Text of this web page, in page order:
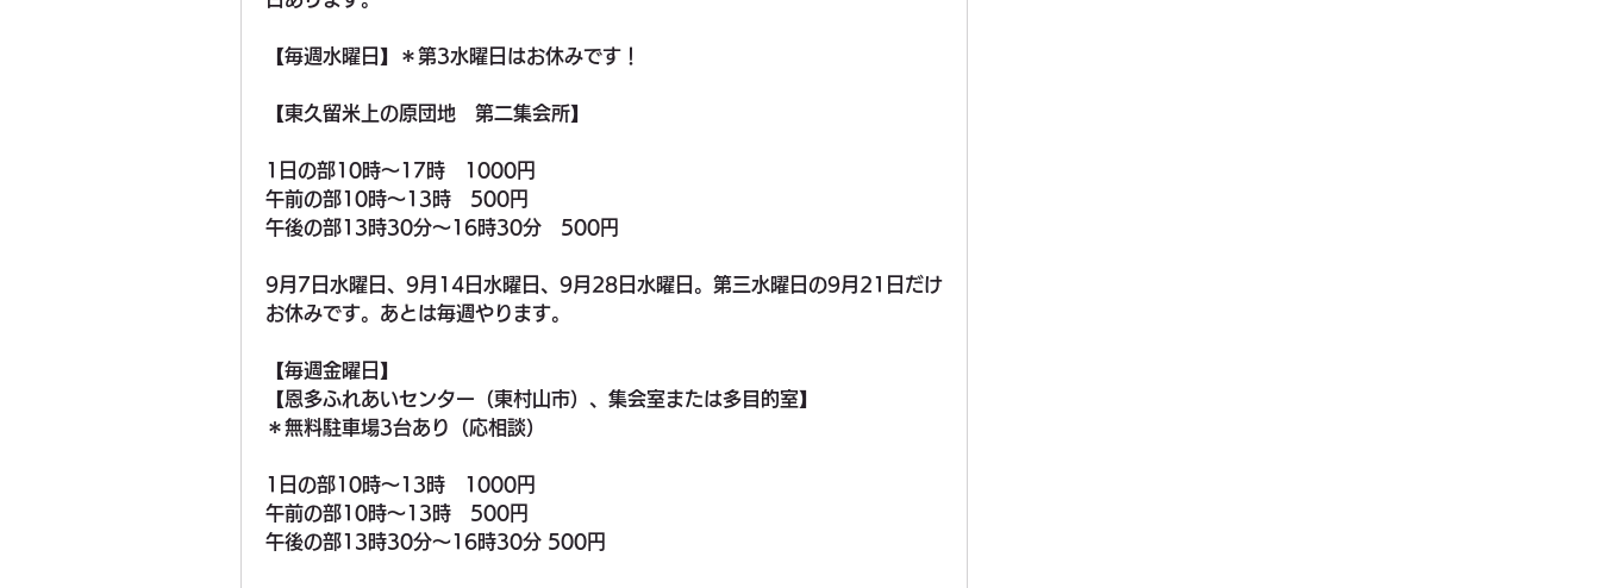
【毎週水曜日】＊第3水曜日はお休みです！
【東久留米上の原団地　第二集会所】
1日の部10時〜17時　1000円
午前の部10時〜13時　500円
午後の部13時30分〜16時30分　500円
9月7日水曜日、9月14日水曜日、9月28日水曜日。第三水曜日の9月21日だけ
お休みです。あとは毎週やります。
【毎週金曜日】
【恩多ふれあいセンター（東村山市）、集会室または多目的室】
＊無料駐車場3台あり（応相談）
1日の部10時〜13時　1000円
午前の部10時〜13時　500円
午後の部13時30分〜16時30分 500円